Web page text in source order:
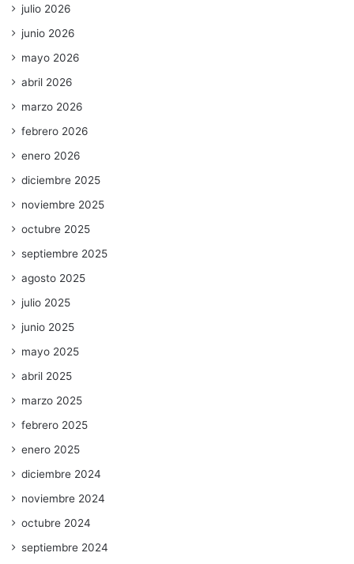
julio 2026
junio 2026
mayo 2026
abril 2026
marzo 2026
febrero 2026
enero 2026
diciembre 2025
noviembre 2025
octubre 2025
septiembre 2025
agosto 2025
julio 2025
junio 2025
mayo 2025
abril 2025
marzo 2025
febrero 2025
enero 2025
diciembre 2024
noviembre 2024
octubre 2024
septiembre 2024